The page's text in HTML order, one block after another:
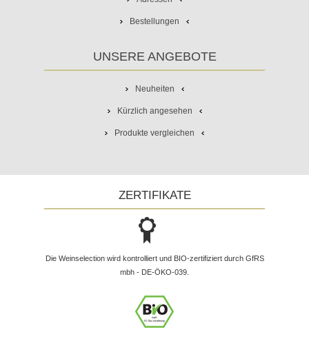
Bestellungen
UNSERE ANGEBOTE
Neuheiten
Kürzlich angesehen
Produkte vergleichen
ZERTIFIKATE
Die Weinselection wird kontrolliert und BIO-zertifiziert durch GfRS
mbh - DE-ÖKO-039.